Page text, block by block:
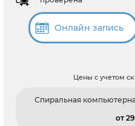
Онлайн запись
Цены с учетом
Спиральная
от